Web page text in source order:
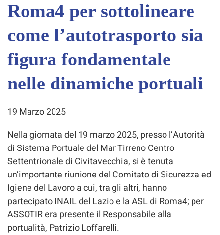
Roma4 per sottolineare
come l’autotrasporto sia
figura fondamentale
nelle dinamiche portuali
19 Marzo 2025
Nella giornata del 19 marzo 2025, presso l’Autorità
di Sistema Portuale del Mar Tirreno Centro
Settentrionale di Civitavecchia, si è tenuta
un’importante riunione del Comitato di Sicurezza ed
Igiene del Lavoro a cui, tra gli altri, hanno
partecipato INAIL del Lazio e la ASL di Roma4; per
ASSOTIR era presente il Responsabile alla
portualità, Patrizio Loffarelli.